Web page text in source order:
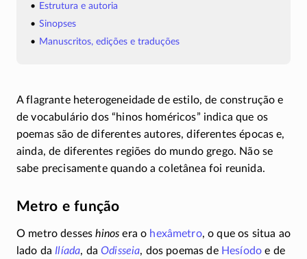
Estrutura e autoria
Sinopses
Manuscritos, edições e traduções
A flagrante heterogeneidade de estilo, de construção e
de vocabulário dos “hinos homéricos” indica que os
poemas são de diferentes autores, diferentes épocas e,
ainda, de diferentes regiões do mundo grego. Não se
sabe precisamente quando a coletânea foi reunida.
Metro e função
O metro desseshinos era o hexâmetro, o que os situa ao
lado daIlíada, daOdisseia, dos poemas de Hesíodo e de